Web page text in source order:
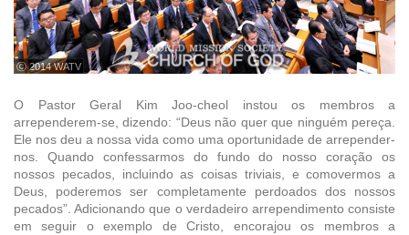
ⓒ 2014 WATV
O Pastor Geral Kim Joo-cheol instou os membros a
arrependerem-se, dizendo: “Deus não quer que ninguém pereça.
Ele nos deu a nossa vida como uma oportunidade de arrepender-
nos. Quando confessarmos do fundo do nosso coração os
nossos pecados, incluindo as coisas triviais, e comovermos a
Deus, poderemos ser completamente perdoados dos nossos
pecados”. Adicionando que o verdadeiro arrependimento consiste
em seguir o exemplo de Cristo, encorajou os membros a